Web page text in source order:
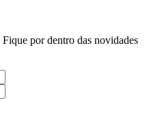
Fique por dentro das novidades